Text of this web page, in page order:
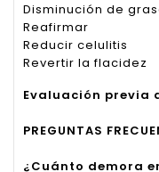
Disminución de
Reafirmar
Reducir celulitis
Revertir la flacidez
Evaluación previa
PREGUNTAS
¿Cuánto demora